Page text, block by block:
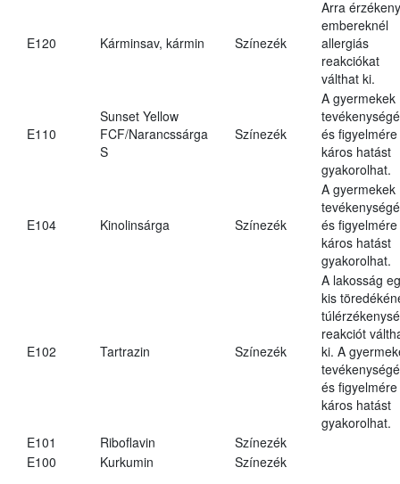
E120 Kárminsav, kármin Színezék
Arra érzékeny
embereknél
allergiás
reakciókat
válthat ki.
E110
Sunset Yellow
FCF/Narancssárga
S
Színezék
A gyermekek
és figyelmére
káros hatást
gyakorolhat.
E104 Kinolinsárga Színezék
A gyermekek
és figyelmére
káros hatást
gyakorolhat.
E102 Tartrazin Színezék
A lakosság
kis
reakciót
ki. A
és figyelmére
káros hatást
gyakorolhat.
E101
Riboflavin
Színezék
E100
Kurkumin Színezék